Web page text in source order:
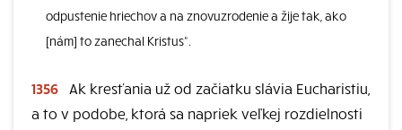
odpustenie hriechov a na znovuzrodenie a žije tak, ako
[nám] to zanechal Kristus“.
1356
Ak kresťania už od začiatku slávia Eucharistiu,
a to v podobe, ktorá sa napriek veľkej rozdielnosti